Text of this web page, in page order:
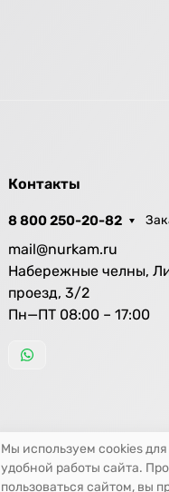
Контакты
8 800 250-20-82
mail@nurkam.ru
Набережные челны,
проезд, 3/2
Пн—ПТ 08:00 – 17:00
Мы используем cookies
удобной работы сайта.
пользоваться сайтом, вы